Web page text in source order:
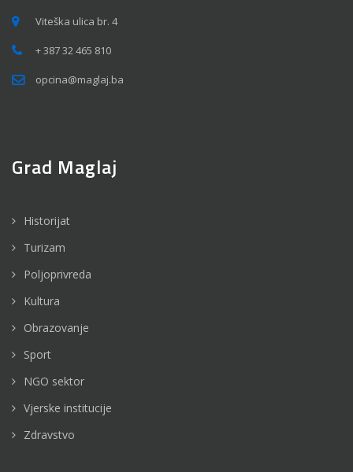
Viteška ulica br. 4
+ 387 32 465 810
opcina@maglaj.ba
Grad Maglaj
Historijat
Turizam
Poljoprivreda
Kultura
Obrazovanje
Sport
NGO sektor
Vjerske institucije
Zdravstvo